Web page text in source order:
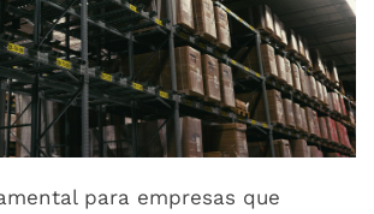
para empresas que